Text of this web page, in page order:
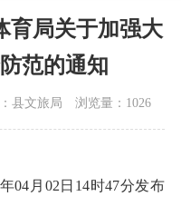
育局关于加强大
范的通知
县文旅局 浏览量：1026
04月02日14时47分发布